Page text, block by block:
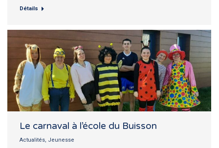
Détails
Le carnaval à l’école du Buisson
Actualités, Jeunesse